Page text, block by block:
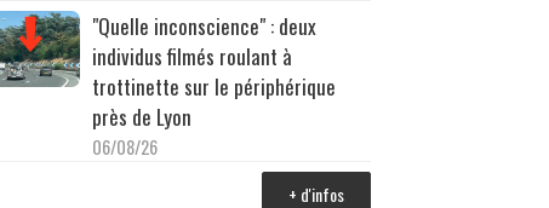
"Quelle inconscience" : deux
individus filmés roulant à
trottinette sur le périphérique
près de Lyon
06/08/26
+ d'infos